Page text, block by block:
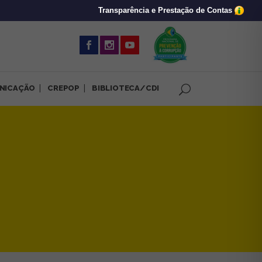
Transparência e Prestação de Contas
CREPOP BIBLIOTECA/CDI
do início da década de